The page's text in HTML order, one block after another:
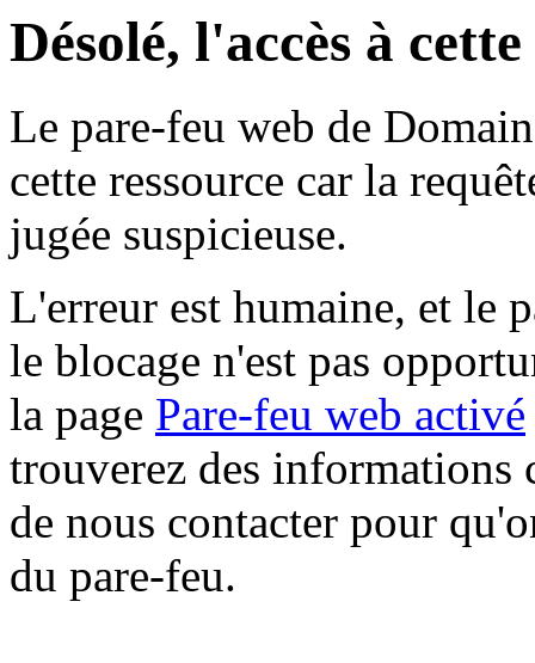
Désolé, l'accès à
Le pare-feu web de
cette ressource car la
jugée suspicieuse.
L'erreur est humaine, et le
le blocage n'est pas
la page Pare-feu web activé
trouverez des informations
de nous contacter pour
du pare-feu.